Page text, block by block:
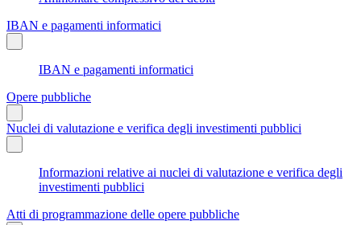
IBAN e pagamenti informatici
IBAN e pagamenti informatici
Opere pubbliche
Nuclei di valutazione e verifica degli investimenti pubblici
Informazioni relative ai nuclei di valutazione e verifica degli
investimenti pubblici
Atti di programmazione delle opere pubbliche